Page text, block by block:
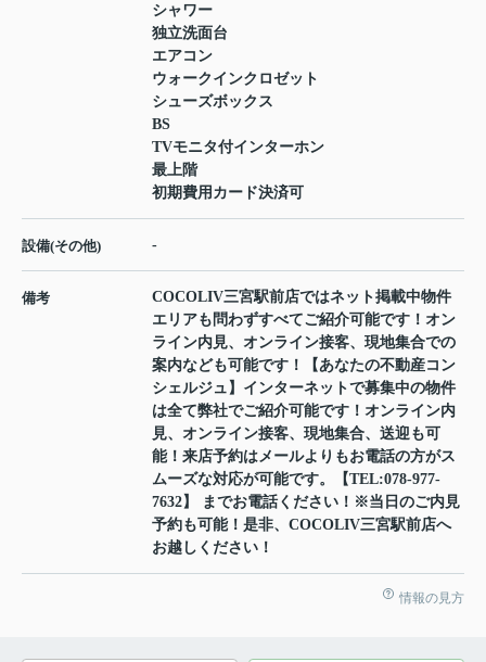
シャワー
独立洗面台
エアコン
ウォークインクロゼット
シューズボックス
BS
TVモニタ付インターホン
最上階
初期費用カード決済可
設備(その他) -
備考
COCOLIV三宮駅前店ではネット掲載中物件
エリアも問わずすべてご紹介可能です！オン
ライン内見、オンライン接客、現地集合での
案内なども可能です！【あなたの不動産コン
シェルジュ】インターネットで募集中の物件
は全て弊社でご紹介可能です！オンライン内
見、オンライン接客、現地集合、送迎も可
能！来店予約はメールよりもお電話の方がス
ムーズな対応が可能です。【TEL:078-977-
7632】 までお電話ください！※当日のご内見
予約も可能！是非、COCOLIV三宮駅前店へ
お越しください！
情報の見方